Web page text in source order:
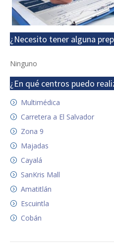
¿Necesito tener alguna
Ninguno
¿En qué centros puedo
Multimédica
Carretera a El Salvador
Zona 9
Majadas
Cayalá
SanKris Mall
Amatitlán
Escuintla
Cobán